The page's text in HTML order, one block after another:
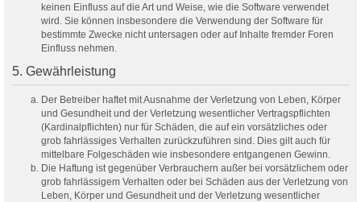
keinen Einfluss auf die Art und Weise, wie die Software verwendet
wird. Sie können insbesondere die Verwendung der Software für
bestimmte Zwecke nicht untersagen oder auf Inhalte fremder Foren
Einfluss nehmen.
5. Gewährleistung
Der Betreiber haftet mit Ausnahme der Verletzung von Leben, Körper
und Gesundheit und der Verletzung wesentlicher Vertragspflichten
(Kardinalpflichten) nur für Schäden, die auf ein vorsätzliches oder
grob fahrlässiges Verhalten zurückzuführen sind. Dies gilt auch für
mittelbare Folgeschäden wie insbesondere entgangenen Gewinn.
Die Haftung ist gegenüber Verbrauchern außer bei vorsätzlichem oder
grob fahrlässigem Verhalten oder bei Schäden aus der Verletzung von
Leben, Körper und Gesundheit und der Verletzung wesentlicher